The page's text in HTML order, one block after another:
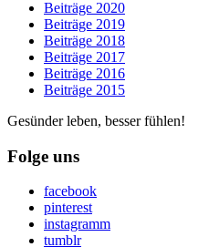
Beiträge 2020
Beiträge 2019
Beiträge 2018
Beiträge 2017
Beiträge 2016
Beiträge 2015
Gesünder leben, besser fühlen!
Folge uns
facebook
pinterest
instagramm
tumblr